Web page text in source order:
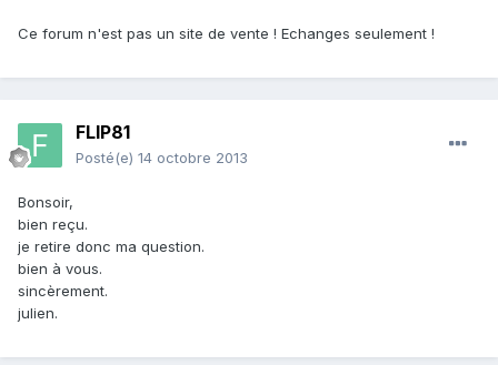
Ce forum n'est pas un site de vente ! Echanges seulement !
FLIP81
Posté(e) 14 octobre 2013
Bonsoir,
bien reçu.
je retire donc ma question.
bien à vous.
sincèrement.
julien.